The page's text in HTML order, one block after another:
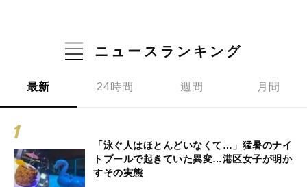
ニュースランキング
最新 24時間 週間 月間
「泳ぐ人はほとんどいなくて…」猛暑のナイ
トプールで起きていた異変…港区女子が明か
すその実態